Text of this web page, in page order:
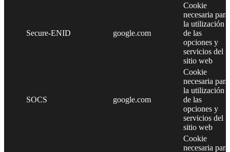
Secure-ENID google.com
Cookie
necesaria para
la utilización
de las
opciones y
servicios del
sitio web
SOCS google.com
Cookie
necesaria para
la utilización
de las
opciones y
servicios del
sitio web
Cookie
necesaria para